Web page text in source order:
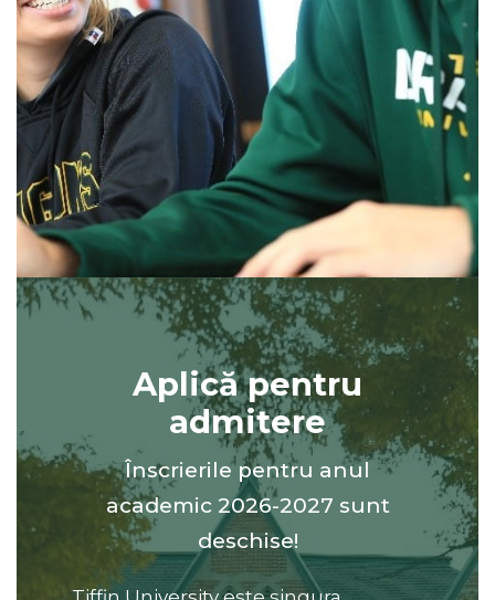
Aplică pentru
admitere
Înscrierile pentru anul
academic 2026-2027 sunt
deschise!